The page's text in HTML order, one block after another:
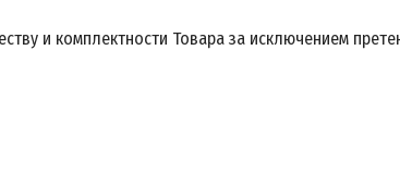
и комплектности Товара за исключением